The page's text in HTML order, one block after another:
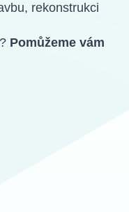
rekonstrukci
Pomůžeme vám